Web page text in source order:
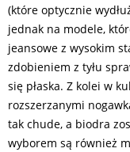
(które optycznie
jednak na modele,
jeansowe z wysokim
zdobieniem z tyłu
się płaska. Z kolei w
rozszerzanymi
tak chude, a biodra
wyborem są również